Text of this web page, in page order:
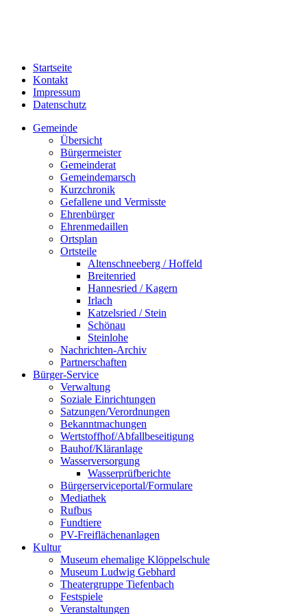
Startseite
Kontakt
Impressum
Datenschutz
Gemeinde
Übersicht
Bürgermeister
Gemeinderat
Gemeindemarsch
Kurzchronik
Gefallene und Vermisste
Ehrenbürger
Ehrenmedaillen
Ortsplan
Ortsteile
Altenschneeberg / Hoffeld
Breitenried
Hannesried / Kagern
Irlach
Katzelsried / Stein
Schönau
Steinlohe
Nachrichten-Archiv
Partnerschaften
Bürger-Service
Verwaltung
Soziale Einrichtungen
Satzungen/Verordnungen
Bekanntmachungen
Wertstoffhof/Abfallbeseitigung
Bauhof/Kläranlage
Wasserversorgung
Wasserprüfberichte
Bürgerserviceportal/Formulare
Mediathek
Rufbus
Fundtiere
PV-Freiflächenanlagen
Kultur
Museum ehemalige Klöppelschule
Museum Ludwig Gebhard
Theatergruppe Tiefenbach
Festspiele
Veranstaltungen